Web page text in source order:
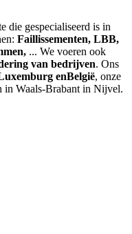
die gespecialiseerd is in
Faillissementen, LBB,
... We voeren ook
van bedrijven. Ons
enBelgië, onze
in Waals-Brabant in Nijvel.